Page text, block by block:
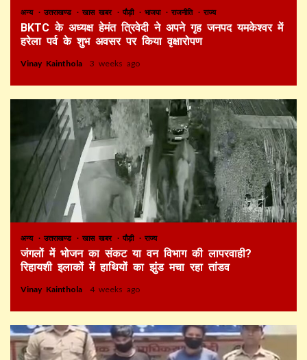
अन्य उत्तराखण्ड खास खबर पौड़ी भाजपा राजनीति राज्य
BKTC के अध्यक्ष हेमंत त्रिवेदी ने अपने गृह जनपद यमकेश्वर में
हरेला पर्व के शुभ अवसर पर किया वृक्षारोपण
Vinay Kainthola 3 weeks ago
अन्य उत्तराखण्ड खास खबर पौड़ी राज्य
जंगलों में भोजन का संकट या वन विभाग की लापरवाही?
रिहायशी इलाकों में हाथियों का झुंड मचा रहा तांडव
Vinay Kainthola 4 weeks ago